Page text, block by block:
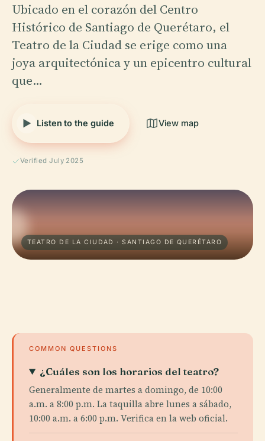
Ubicado en el corazón del Centro
Histórico de Santiago de Querétaro, el
Teatro de la Ciudad se erige como una
joya arquitectónica y un epicentro cultural
que…
Listen to the guide View map
Verified July 2025
TEATRO DE LA CIUDAD · SANTIAGO DE QUERÉTARO
COMMON QUESTIONS
¿Cuáles son los horarios del teatro?
Generalmente de martes a domingo, de 10:00
a.m. a 8:00 p.m. La taquilla abre lunes a sábado,
10:00 a.m. a 6:00 p.m. Verifica en la web oficial.